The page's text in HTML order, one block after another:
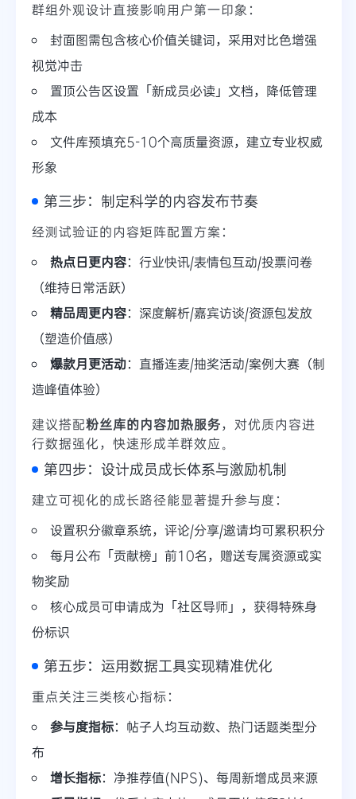
群组外观设计直接影响用户第一印象：
封面图需包含核心价值关键词，采用对比色增强
视觉冲击
置顶公告区设置「新成员必读」文档，降低管理
成本
文件库预填充5-10个高质量资源，建立专业权威
形象
第三步：制定科学的内容发布节奏
经测试验证的内容矩阵配置方案：
热点日更内容：行业快讯/表情包互动/投票问卷
（维持日常活跃）
精品周更内容：深度解析/嘉宾访谈/资源包发放
（塑造价值感）
爆款月更活动：直播连麦/抽奖活动/案例大赛（制
造峰值体验）
建议搭配粉丝库的内容加热服务，对优质内容进
行数据强化，快速形成羊群效应。
第四步：设计成员成长体系与激励机制
建立可视化的成长路径能显著提升参与度：
设置积分徽章系统，评论/分享/邀请均可累积积分
每月公布「贡献榜」前10名，赠送专属资源或实
物奖励
核心成员可申请成为「社区导师」，获得特殊身
份标识
第五步：运用数据工具实现精准优化
重点关注三类核心指标：
参与度指标：帖子人均互动数、热门话题类型分
布
增长指标：净推荐值(NPS)、每周新增成员来源